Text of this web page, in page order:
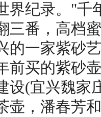
界纪录。"千
三番，高档
的一家紫砂
前买的紫砂壶
(宜兴魏家
壶，潘春芳